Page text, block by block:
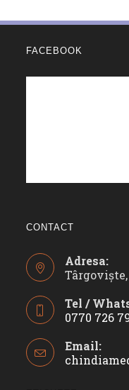
FACEBOOK
CONTACT
Adresa:
Tel /
0770 726
in
your
Email: